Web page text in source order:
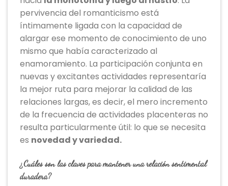
pervivencia del romanticismo está
íntimamente ligada con la capacidad de
alargar ese momento de conocimiento de uno
mismo que había caracterizado al
enamoramiento. La participación conjunta en
nuevas y excitantes actividades representaría
la mejor ruta para mejorar la calidad de las
relaciones largas, es decir, el mero incremento
de la frecuencia de actividades placenteras no
resulta particularmente útil: lo que se necesita
es novedad y variedad.
¿Cuáles son las claves para mantener una relación sentimental
duradera?